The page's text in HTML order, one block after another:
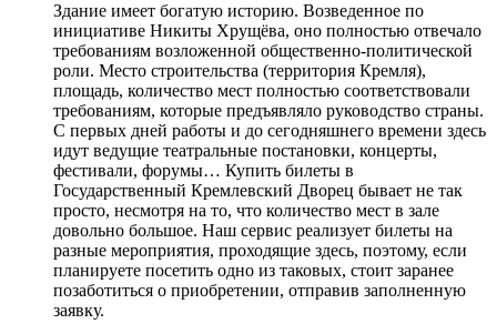
Здание имеет богатую историю. Возведенное по
инициативе Никиты Хрущёва, оно полностью отвечало
требованиям возложенной общественно-политической
роли. Место строительства (территория Кремля),
площадь, количество мест полностью соответствовали
требованиям, которые предъявляло руководство страны.
С первых дней работы и до сегодняшнего времени здесь
идут ведущие театральные постановки, концерты,
фестивали, форумы… Купить билеты в
Государственный Кремлевский Дворец бывает не так
просто, несмотря на то, что количество мест в зале
довольно большое. Наш сервис реализует билеты на
разные мероприятия, проходящие здесь, поэтому, если
планируете посетить одно из таковых, стоит заранее
позаботиться о приобретении, отправив заполненную
заявку.